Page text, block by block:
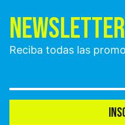
NEWSLETTER
Reciba todas las